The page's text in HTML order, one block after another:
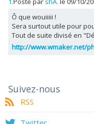
Ô que wouiiiii !
Sera surtout utile pour
Tout de suite divisé en
http://www.wmaker.net/
Suivez-nous
RSS